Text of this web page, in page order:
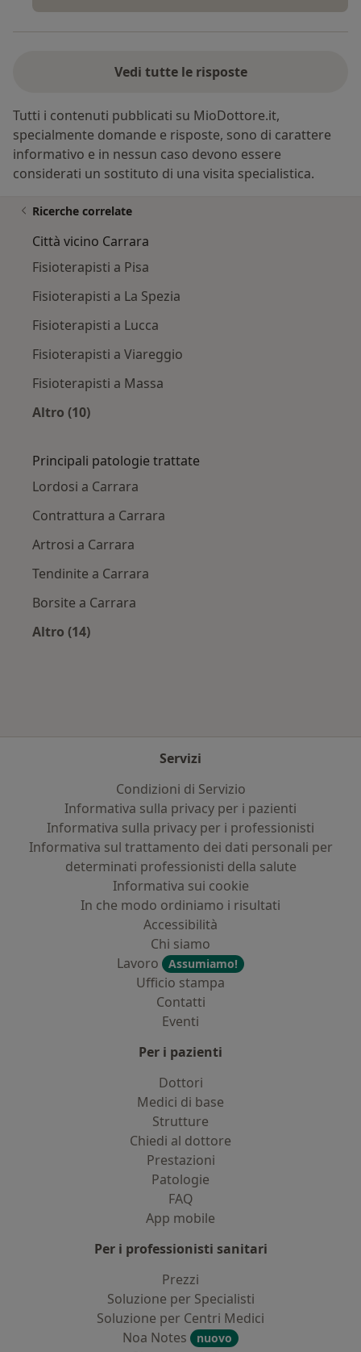
Vedi tutte le risposte
Tutti i contenuti pubblicati su MioDottore.it,
specialmente domande e risposte, sono di carattere
informativo e in nessun caso devono essere
considerati un sostituto di una visita specialistica.
Ricerche correlate
Città vicino Carrara
Fisioterapisti a Pisa
Fisioterapisti a La Spezia
Fisioterapisti a Lucca
Fisioterapisti a Viareggio
Fisioterapisti a Massa
Altro (10)
Principali patologie trattate
Lordosi a Carrara
Contrattura a Carrara
Artrosi a Carrara
Tendinite a Carrara
Borsite a Carrara
Altro (14)
Servizi
Condizioni di Servizio
Informativa sulla privacy per i pazienti
Informativa sulla privacy per i professionisti
Informativa sul trattamento dei dati personali per
determinati professionisti della salute
Informativa sui cookie
In che modo ordiniamo i risultati
Accessibilità
Chi siamo
Lavoro
Assumiamo!
Ufficio stampa
Contatti
Eventi
Per i pazienti
Dottori
Medici di base
Strutture
Chiedi al dottore
Prestazioni
Patologie
FAQ
App mobile
Per i professionisti sanitari
Prezzi
Soluzione per Specialisti
Soluzione per Centri Medici
Noa Notes
nuovo